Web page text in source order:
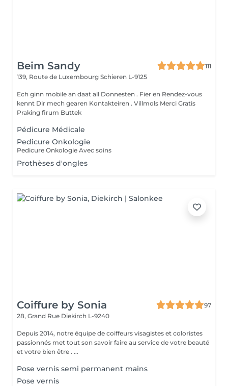
Beim Sandy
111
139, Route de Luxembourg Schieren L-9125
Ech ginn mobile an daat all Donnesten . Fier en Rendez-vous
kennt Dir mech gearen Kontakteiren . Villmols Merci Gratis
Praking firum Buttek
Pédicure Médicale
Pedicure Onkologie
Pedicure Onkologie Avec soins
Prothèses d'ongles
Coiffure by Sonia
97
28, Grand Rue Diekirch L-9240
Depuis 2014, notre équipe de coiffeurs visagistes et coloristes
passionnés met tout son savoir faire au service de votre beauté
et votre bien être . ...
Pose vernis semi permanent mains
Pose vernis